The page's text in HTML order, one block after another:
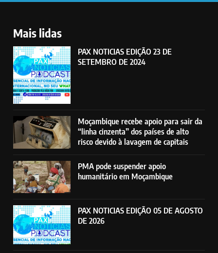
Mais lidas
PAX NOTICIAS EDIÇÃO 23 DE
SETEMBRO DE 2024
Moçambique recebe apoio para sair da
“linha cinzenta” dos países de alto
risco devido à lavagem de capitais
PMA pode suspender apoio
humanitário em Moçambique
PAX NOTICIAS EDIÇÃO 05 DE AGOSTO
DE 2026